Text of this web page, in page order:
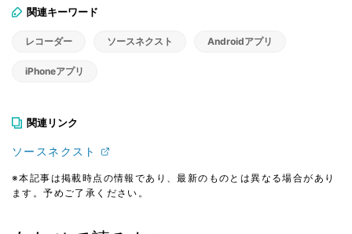
関連キーワード
レコーダー ソースネクスト Androidアプリ
iPhoneアプリ
関連リンク
ソースネクスト
※本記事は掲載時点の情報であり、最新のものとは異なる場合があり
ます。予めご了承ください。